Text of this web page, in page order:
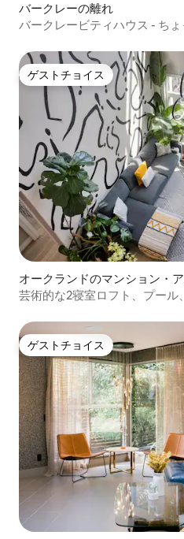
バークレーの離れ
バークレービティハウス - ち
ゲストチョイス
ゲストチョイス
オークランドのマンション・
芸術的な2寝室ロフト、プール
ゲストチョイス
ゲストチョイス